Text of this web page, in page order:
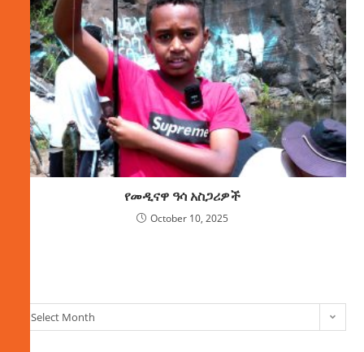
የመዲናዋ ዓሳ አስጋሪዎች
October 10, 2025
Select Month